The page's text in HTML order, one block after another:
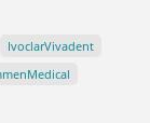
IvoclarVivadent